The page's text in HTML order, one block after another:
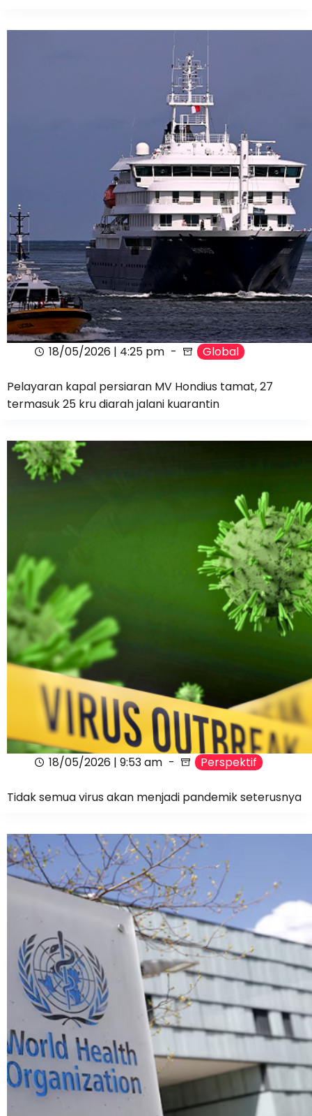
18/05/2026 | 4:25 pm Global
Pelayaran kapal persiaran MV Hondius tamat, 27
termasuk 25 kru diarah jalani kuarantin
18/05/2026 | 9:53 am Perspektif
Tidak semua virus akan menjadi pandemik seterusnya